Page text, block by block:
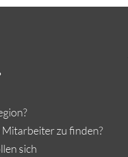
Mitarbeiter zu finden?
sich